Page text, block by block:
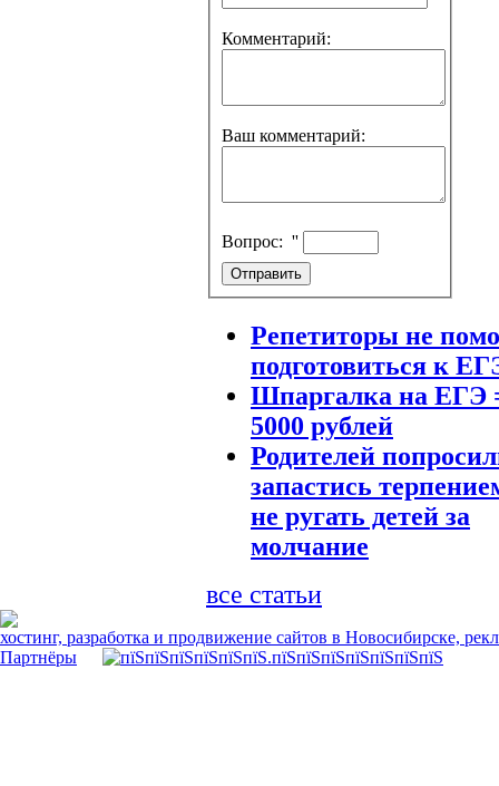
Комментарий:
Ваш комментарий:
Вопрос: ''
Репетиторы не
подготовиться к
Шпаргалка на ЕГЭ
5000 рублей
Родителей
запастись
не ругать детей за
молчание
все статьи
хостинг, разработка и продвижение сайтов в Новосибирске,
Партнёры